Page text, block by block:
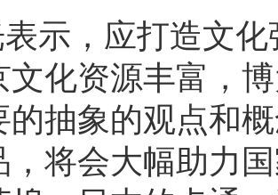
示，应打造文
文化资源丰富，
的抽象的观点和
，将会大幅助力